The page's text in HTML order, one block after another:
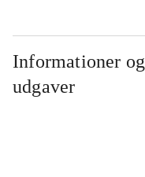
Informationer og
udgaver